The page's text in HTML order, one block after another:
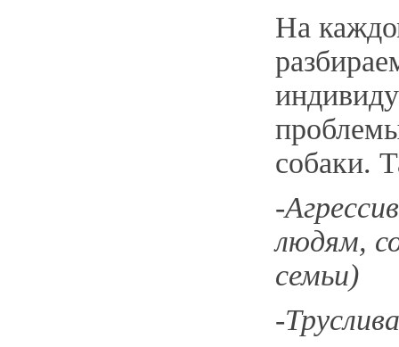
На
собаки.
-
людям,
семьи)
-